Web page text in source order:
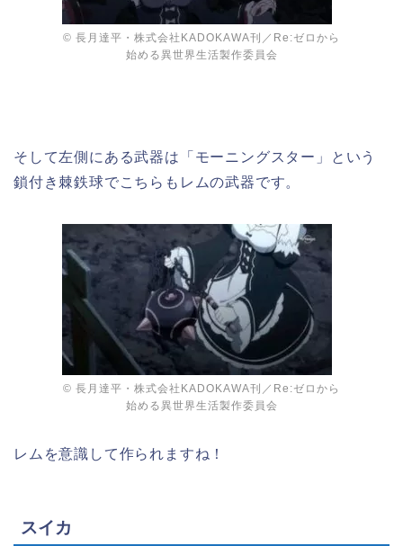
© 長月達平・株式会社KADOKAWA刊／Re:ゼロから
始める異世界生活製作委員会
そして左側にある武器は「モーニングスター」という
鎖付き棘鉄球でこちらもレムの武器です。
© 長月達平・株式会社KADOKAWA刊／Re:ゼロから
始める異世界生活製作委員会
レムを意識して作られますね！
スイカ